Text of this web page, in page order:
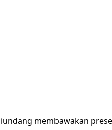
membawakan